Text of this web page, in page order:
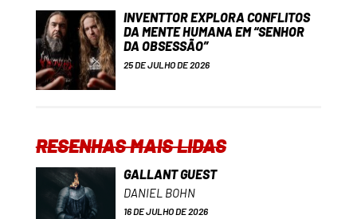
INVENTTOR EXPLORA CONFLITOS
DA MENTE HUMANA EM “SENHOR
DA OBSESSÃO”
25 DE JULHO DE 2026
RESENHAS MAIS LIDAS
GALLANT GUEST
DANIEL BOHN
16 DE JULHO DE 2026